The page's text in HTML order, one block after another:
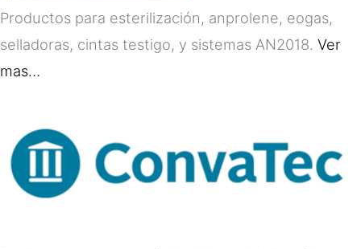
Productos para esterilización, anprolene, eogas,
selladoras, cintas testigo, y sistemas AN2018. Ver
mas…